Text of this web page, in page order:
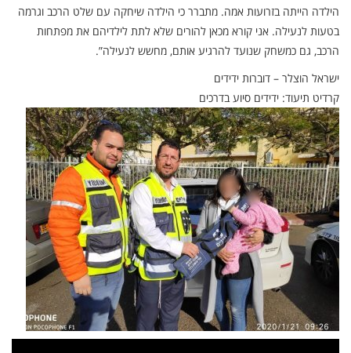
הילדה הייתה בזרועות אמה. מתברר כי הילדה שיחקה עם שלט הרכב וגרמה
בטעות לנעילה. אני קורא מכאן להורים שלא לתת לילדיהם את מפתחות
הרכב, גם כמשחק שנועד להרגיע אותם, מחשש לנעילה”.
ישראל הוצלר – דוברות ידידים
קרדיט תיעוד: ידידים סיוע בדרכים